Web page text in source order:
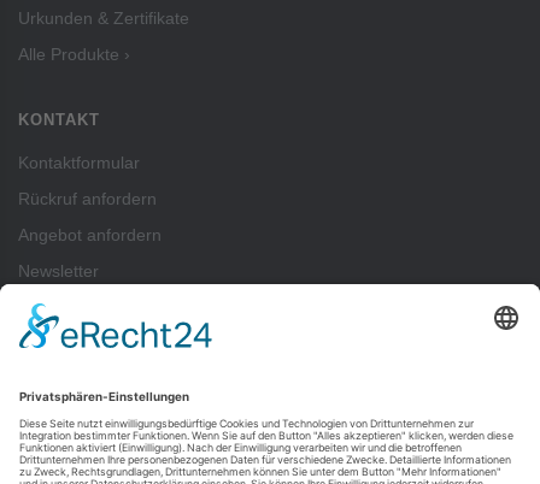
Urkunden & Zertifikate
Alle Produkte ›
KONTAKT
Kontaktformular
Rückruf anfordern
Angebot anfordern
Newsletter
ZAHLUNGSARTEN
Kreditkartenzahlung (Visa, Mastercard) über PayPal möglich — auch ohne
PayPal-Konto.